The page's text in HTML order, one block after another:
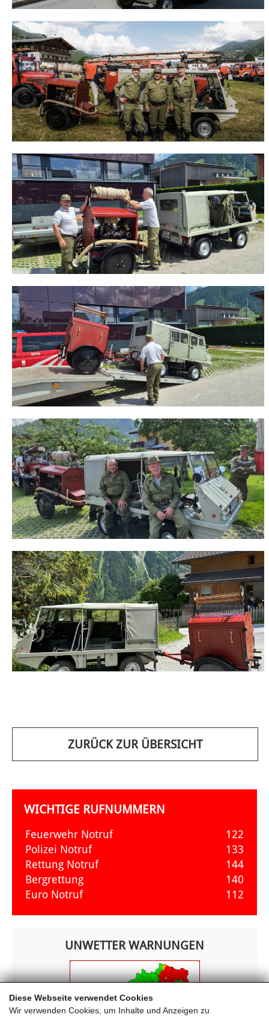
Diese Webseite verwendet Cookies
Wir verwenden Cookies, um Inhalte und Anzeigen zu
ZURÜCK ZUR ÜBERSICHT
WICHTIGE RUFNUMMERN
Feuerwehr Notruf
122
Polizei Notruf
133
Rettung Notruf
144
Bergrettung
140
Euro Notruf
112
UNWETTER WARNUNGEN